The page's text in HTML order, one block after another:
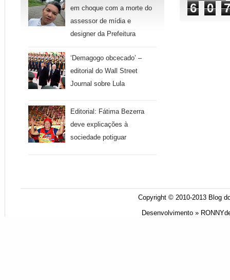
em choque com a morte do
assessor de mídia e
designer da Prefeitura
‘Demagogo obcecado’ –
editorial do Wall Street
Journal sobre Lula
Editorial: Fátima Bezerra
deve explicações à
sociedade potiguar
6 0 7
Copyright © 2010-2013 Blog
Desenvolvimento »